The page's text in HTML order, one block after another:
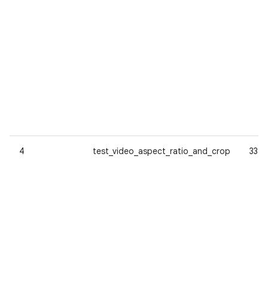
4 test_video_aspect_ratio_and_crop 33